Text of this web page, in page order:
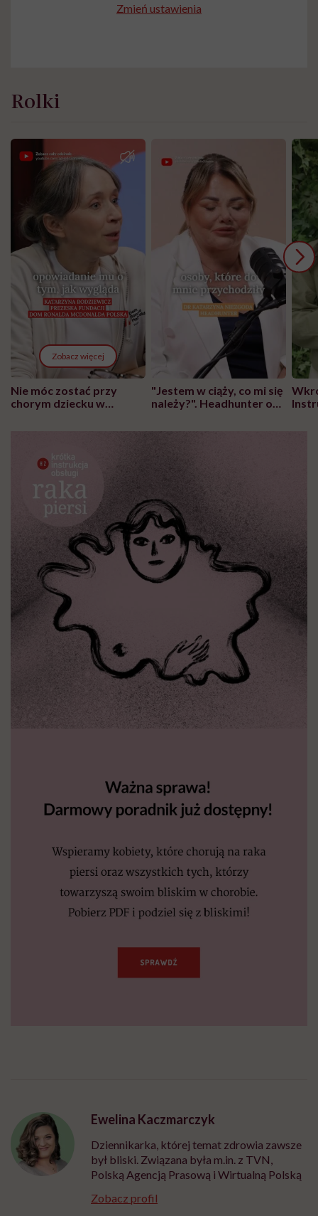
Zmień ustawienia
Rolki
Zobacz więcej
Nie móc zostać przy
chorym dziecku w
"Przeszkadzać w tym
głupota i brak
wyobraźni"
"Jestem w ciąży, co mi się
należy?". Headhunter o
kobiet w ciąży na rynku
Ewelina Kaczmarczyk
Dziennikarka, której temat zdrowia zawsze
był bliski. Związana była m.in. z TVN,
Polską Agencją Prasową i Wirtualną Polską
Zobacz profil